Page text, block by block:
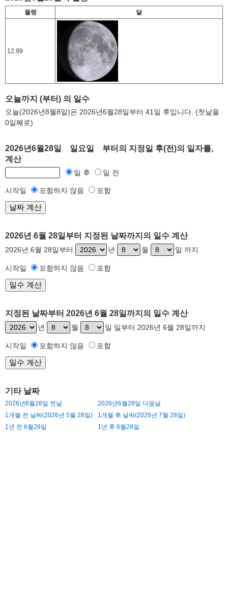
월령 달
12.99
오늘까지 (부터) 의 일수
오늘(2026년8월8일)은 2026년6월28일부터 41일 후입니다. (첫날을
0일째로)
2026년6월28일 일요일 부터의 지정일 후(전)의 일자를,
계산
일 후 일 전
시작일 포함하지 않음 포함
2026년 6월 28일부터 지정된 날짜까지의 일수 계산
2026년 6월 28일부터 년 월 일 까지
시작일 포함하지 않음 포함
지정된 날짜부터 2026년 6월 28일까지의 일수 계산
년 월 일 일부터 2026년 6월 28일까지
시작일 포함하지 않음 포함
기타 날짜
2026년6월28일 전날
2026년6월28일 다음날
1개월 전 날짜(2026년 5월 28일)
1개월 후 날짜(2026년 7월 28일)
1년 전 6월28일
1년 후 6월28일